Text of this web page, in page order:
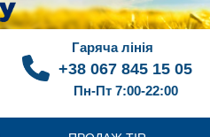
Гаряча лінія
+38 067 845 15 05
Пн-Пт 7:00-22:00